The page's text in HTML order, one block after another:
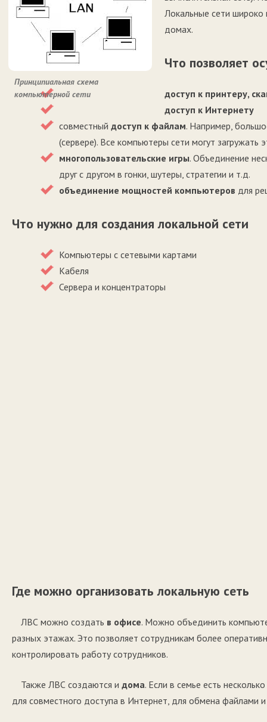
Принципиальная схема
компьютерной сети
Локальные сети широко
домах.
Что позволяет
доступ к принтеру,
доступ к Интернету
совместный доступ к файлам. Например,
(сервере). Все компьютеры сети могут загружать
многопользовательские игры. Объединение
друг с другом в гонки, шутеры, стратегии и т.д.
объединение мощностей компьютеров для
Что нужно для создания локальной сети
Компьютеры с сетевыми картами
Кабеля
Сервера и концентраторы
Где можно организовать локальную сеть
ЛВС можно создать в офисе. Можно объединить
разных этажах. Это позволяет сотрудникам более
контролировать работу сотрудников.
Также ЛВС создаются и дома. Если в семье есть
для совместного доступа в Интернет, для обмена файлами и